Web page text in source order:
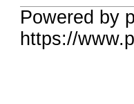
Powered by
https://